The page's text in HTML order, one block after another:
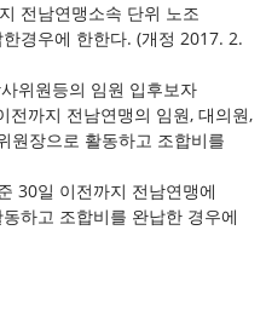
전남연맹소속 단위 노조
경우에 한한다. (개정 2017. 2.
위원등의 임원 입후보자
전까지 전남연맹의 임원, 대의원,
원장으로 활동하고 조합비를
30일 이전까지 전남연맹에
하고 조합비를 완납한 경우에